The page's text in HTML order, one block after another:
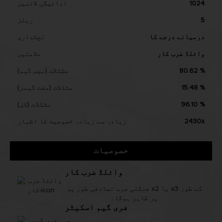
ادائیگی لائنیں 1024
ریلز 5
لچکداری درمیانے درجے کا
علامتیں وائلڈ ضرب کار
مشکلات (بیس گیم) 80.62 %
مشکلات (مفت گیمز) 15.48 %
مشکلات (کل) 96.10 %
زیادہ سے زیادہ خصوصیت کا اظہار 2430x
خصوصیات
وائلڈ ضرب کار
جنگلی ضرب تصادفی طور پر x2 یا x3 کے طور
پر ظاہر ہوگا۔
فری گیم اسکیٹر